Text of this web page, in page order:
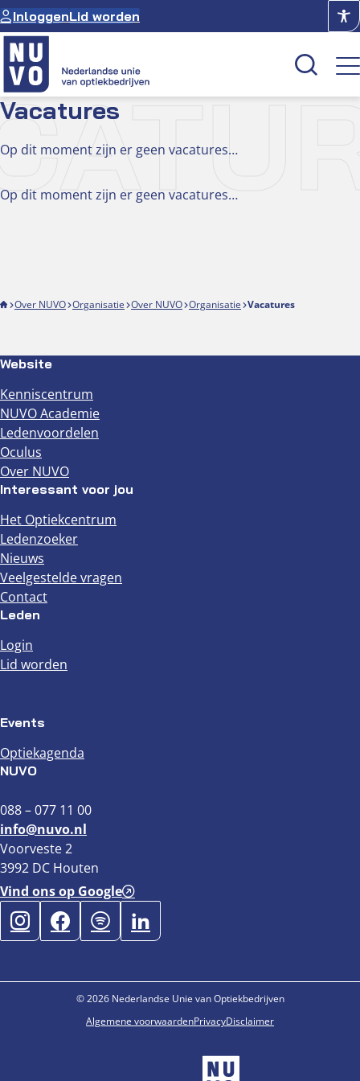
Ga
naar
de
inhoud
InloggenLid worden
Kenniscentrum
Over NUVO
Vacatures
Op dit moment zijn er geen vacatures…
Op dit moment zijn er geen vacatures…
Over NUVO Organisatie Over NUVO Organisatie Vacatures
Website
Kenniscentrum
NUVO Academie
Ledenvoordelen
Oculus
Over NUVO
Interessant voor jou
Het Optiekcentrum
Ledenzoeker
Nieuws
Veelgestelde vragen
Contact
Leden
Login
Lid worden
Events
Optiekagenda
NUVO
088 – 077 11 00
info@nuvo.nl
Voorveste 2
3992 DC Houten
Vind ons op Google
© 2026 Nederlandse Unie van Optiekbedrijven
Algemene voorwaardenPrivacyDisclaimer